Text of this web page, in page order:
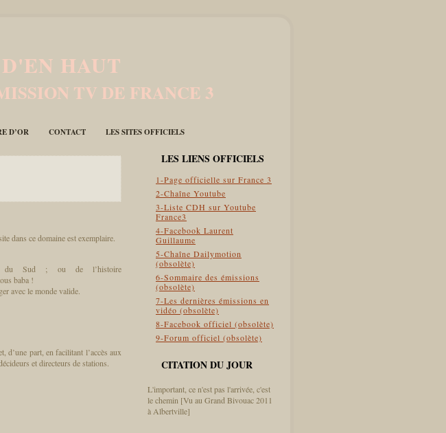
HAUT
TV DE FRANCE 3
D’OR CONTACT LES SITES OFFICIELS
dans ce domaine est exemplaire.
du Sud ; ou de l’histoire
baba !
avec le monde valide.
d’une part, en facilitant l’accès aux
et directeurs de stations.
LES LIENS OFFICIELS
1-Page officielle sur France 3
2-Chaîne Youtube
3-Liste CDH sur Youtube
France3
4-Facebook Laurent
Guillaume
5-Chaîne Dailymotion
(obsolète)
6-Sommaire des émissions
(obsolète)
7-Les dernières émissions en
vidéo (obsolète)
8-Facebook officiel (obsolète)
9-Forum officiel (obsolète)
CITATION DU JOUR
L'important, ce n'est pas l'arrivée, c'est
le chemin [Vu au Grand Bivouac 2011
à Albertville]